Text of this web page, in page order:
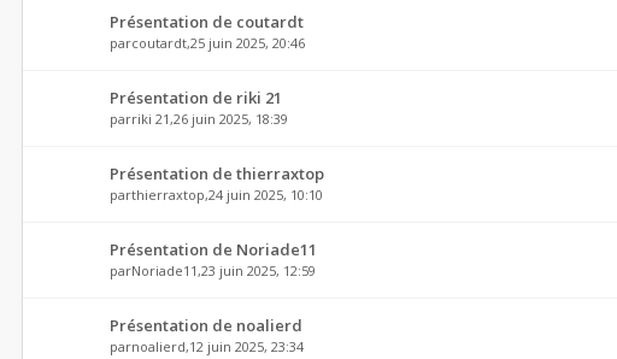
Présentation de coutardt
parcoutardt,25 juin 2025, 20:46
Présentation de riki 21
parriki 21,26 juin 2025, 18:39
Présentation de thierraxtop
parthierraxtop,24 juin 2025, 10:10
Présentation de Noriade11
parNoriade11,23 juin 2025, 12:59
Présentation de noalierd
parnoalierd,12 juin 2025, 23:34